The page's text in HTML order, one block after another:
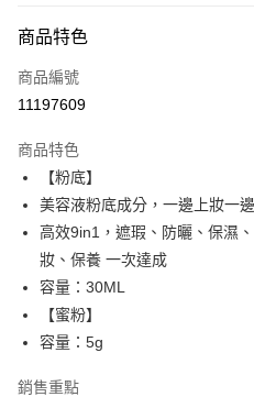
信用卡一次付款
超商取貨付款
Apple Pay
街口支付
悠遊付
ATM付款
運送方式
全家取貨付款
商品特色
商品編號
11197609
商品特色
【粉底】
美容液粉底成分，一邊上妝一
高效9in1，遮瑕、防曬、保濕
妝、保養 一次達成
容量：30ML
【蜜粉】
容量：5g
銷售重點